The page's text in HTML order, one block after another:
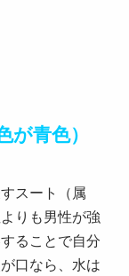
が青色）
スート（属
りも男性が強
ることで自分
口なら、水は